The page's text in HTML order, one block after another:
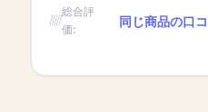
総合評
価:
同じ商品の口